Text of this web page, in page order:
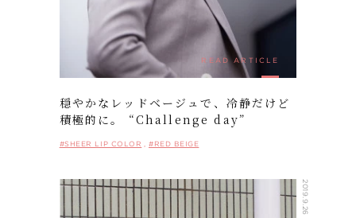
READ ARTICLE
穏やかなレッドベージュで、冷静だけど
積極的に。 “Challenge day”
#SHEER LIP COLOR #RED BEIGE
2019.9.26